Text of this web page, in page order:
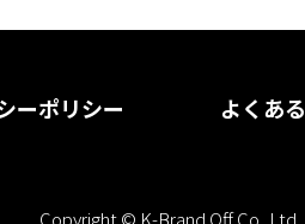
ーポリシー よくあ
Copyright © K-Brand Off Co.,Ltd.